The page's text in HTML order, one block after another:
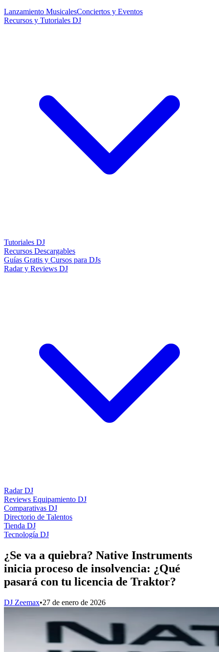
Lanzamiento MusicalesConciertos y Eventos
Recursos y Tutoriales DJ
Tutoriales DJ
Recursos Descargables
Guías Gratis y Cursos para DJs
Radar y Reviews DJ
Radar DJ
Reviews Equipamiento DJ
Comparativas DJ
Directorio de Talentos
Tienda DJ
Tecnología DJ
¿Se va a quiebra? Native Instruments
inicia proceso de insolvencia: ¿Qué
pasará con tu licencia de Traktor?
DJ Zeemax•27 de enero de 2026